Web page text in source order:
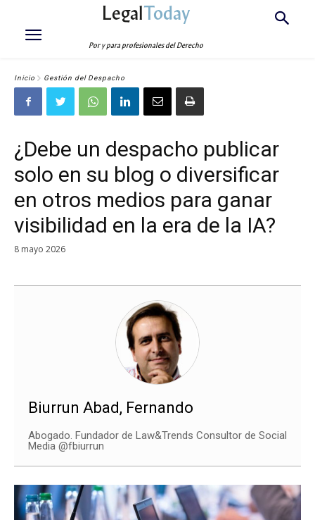
LegalToday
Por y para profesionales del Derecho
Inicio Gestión del Despacho
¿Debe un despacho publicar
solo en su blog o diversificar
en otros medios para ganar
visibilidad en la era de la IA?
8 mayo 2026
Biurrun Abad, Fernando
Abogado. Fundador de Law&Trends Consultor de Social
Media @fbiurrun